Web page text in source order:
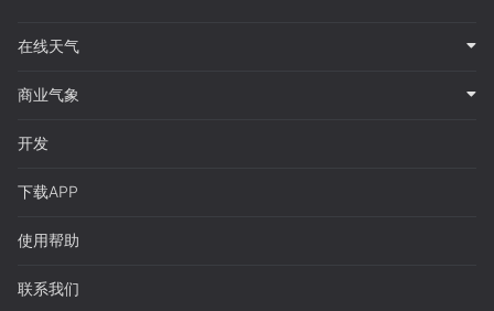
在线天气
商业气象
开发
下载APP
使用帮助
联系我们